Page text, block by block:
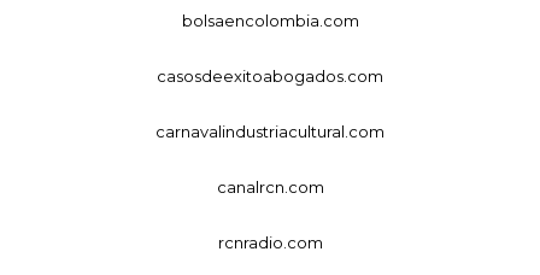
bolsaencolombia.com
casosdeexitoabogados.com
carnavalindustriacultural.com
canalrcn.com
rcnradio.com